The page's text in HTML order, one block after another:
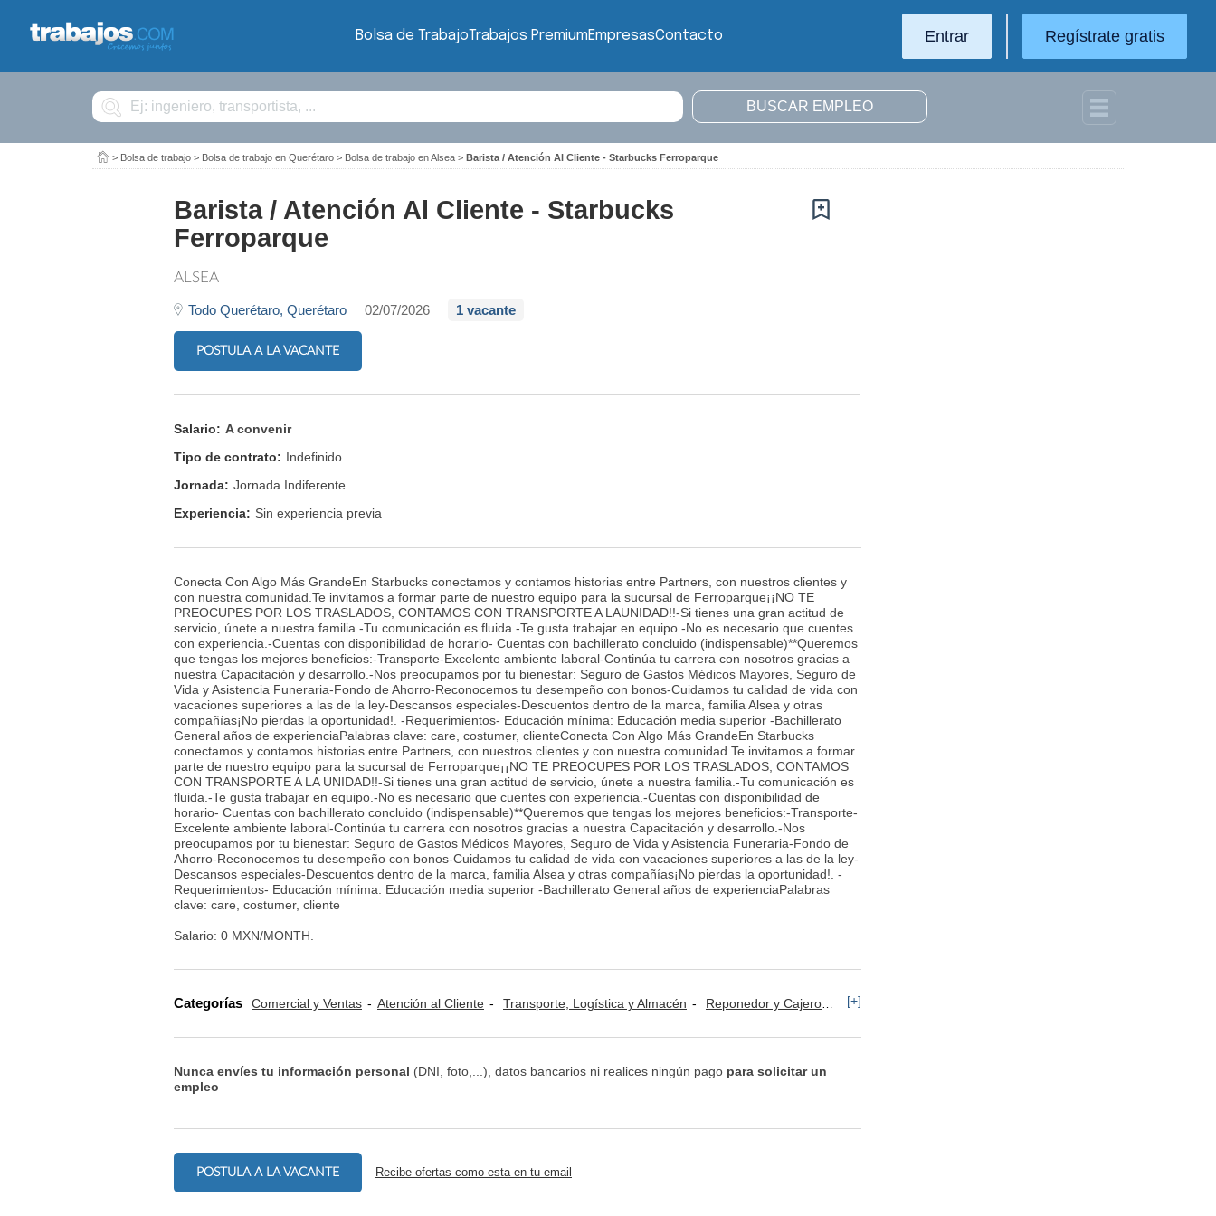
Bolsa de TrabajoTrabajos PremiumEmpresasContacto Entrar Regístrate gratis
Buscar
> Bolsa de trabajo > Bolsa de trabajo en Querétaro > Bolsa de trabajo en Alsea > Barista / Atención Al Cliente - Starbucks Ferroparque
Barista / Atención Al Cliente - Starbucks
Ferroparque
ALSEA
Todo Querétaro, Querétaro 02/07/2026 1 vacante
POSTULA A LA VACANTE
Salario: A convenir
Tipo de contrato: Indefinido
Jornada: Jornada Indiferente
Experiencia: Sin experiencia previa
Conecta Con Algo Más GrandeEn Starbucks conectamos y contamos historias entre Partners, con nuestros clientes y
con nuestra comunidad.Te invitamos a formar parte de nuestro equipo para la sucursal de Ferroparque¡¡NO TE
PREOCUPES POR LOS TRASLADOS, CONTAMOS CON TRANSPORTE A LAUNIDAD!!-Si tienes una gran actitud de
servicio, únete a nuestra familia.-Tu comunicación es fluida.-Te gusta trabajar en equipo.-No es necesario que cuentes
con experiencia.-Cuentas con disponibilidad de horario- Cuentas con bachillerato concluido (indispensable)**Queremos
que tengas los mejores beneficios:-Transporte-Excelente ambiente laboral-Continúa tu carrera con nosotros gracias a
nuestra Capacitación y desarrollo.-Nos preocupamos por tu bienestar: Seguro de Gastos Médicos Mayores, Seguro de
Vida y Asistencia Funeraria-Fondo de Ahorro-Reconocemos tu desempeño con bonos-Cuidamos tu calidad de vida con
vacaciones superiores a las de la ley-Descansos especiales-Descuentos dentro de la marca, familia Alsea y otras
compañías¡No pierdas la oportunidad!. -Requerimientos- Educación mínima: Educación media superior -Bachillerato
General años de experienciaPalabras clave: care, costumer, clienteConecta Con Algo Más GrandeEn Starbucks
conectamos y contamos historias entre Partners, con nuestros clientes y con nuestra comunidad.Te invitamos a formar
parte de nuestro equipo para la sucursal de Ferroparque¡¡NO TE PREOCUPES POR LOS TRASLADOS, CONTAMOS
CON TRANSPORTE A LA UNIDAD!!-Si tienes una gran actitud de servicio, únete a nuestra familia.-Tu comunicación es
fluida.-Te gusta trabajar en equipo.-No es necesario que cuentes con experiencia.-Cuentas con disponibilidad de
horario- Cuentas con bachillerato concluido (indispensable)**Queremos que tengas los mejores beneficios:-Transporte-
Excelente ambiente laboral-Continúa tu carrera con nosotros gracias a nuestra Capacitación y desarrollo.-Nos
preocupamos por tu bienestar: Seguro de Gastos Médicos Mayores, Seguro de Vida y Asistencia Funeraria-Fondo de
Ahorro-Reconocemos tu desempeño con bonos-Cuidamos tu calidad de vida con vacaciones superiores a las de la ley-
Descansos especiales-Descuentos dentro de la marca, familia Alsea y otras compañías¡No pierdas la oportunidad!. -
Requerimientos- Educación mínima: Educación media superior -Bachillerato General años de experienciaPalabras
clave: care, costumer, cliente
Salario: 0 MXN/MONTH.
Categorías Comercial y Ventas Atención al Cliente Transporte, Logística y Almacén Reponedor y Cajero Alimentos / Bebidas / Tabaco
[+]
Nunca envíes tu información personal (DNI, foto,...), datos bancarios ni realices ningún pago para solicitar un
empleo
POSTULA A LA VACANTE Recibe ofertas como esta en tu email